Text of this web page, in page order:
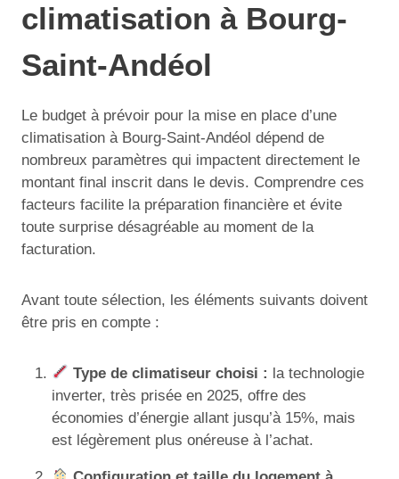
climatisation à Bourg-
Saint-Andéol
Le budget à prévoir pour la mise en place d’une
climatisation à Bourg-Saint-Andéol dépend de
nombreux paramètres qui impactent directement le
montant final inscrit dans le devis. Comprendre ces
facteurs facilite la préparation financière et évite
toute surprise désagréable au moment de la
facturation.
Avant toute sélection, les éléments suivants doivent
être pris en compte :
Type de climatiseur choisi : la technologie
inverter, très prisée en 2025, offre des
économies d’énergie allant jusqu’à 15%, mais
est légèrement plus onéreuse à l’achat.